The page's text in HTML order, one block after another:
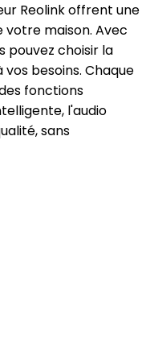
Reolink offrent une
maison. Avec
pouvez choisir la
besoins. Chaque
fonctions
l'audio
sans